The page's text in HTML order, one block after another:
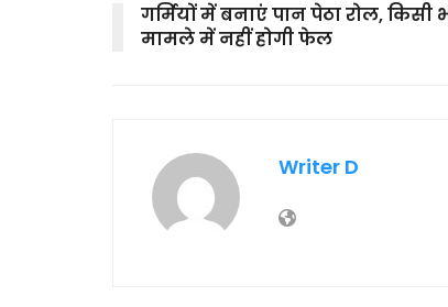
गर्मियों में बनाएं पान पेठा रोल, किसी
मामले में नहीं होगी फेल
Writer D